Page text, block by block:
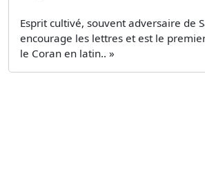
Esprit cultivé, souvent adversaire de
encourage les lettres et est le
le Coran en latin.. »